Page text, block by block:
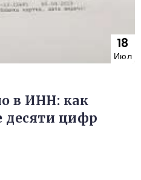
18
Июл
в ИНН: как
десяти цифр